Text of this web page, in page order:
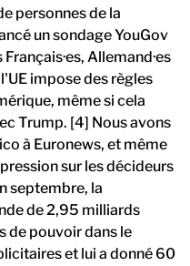
personnes de la
un sondage YouGov
Allemand·es
impose des règles
même si cela
Trump. [4] Nous avons
à Euronews, et même
sur les décideurs
septembre, la
de 2,95 milliards
de pouvoir dans le
et lui a donné 60